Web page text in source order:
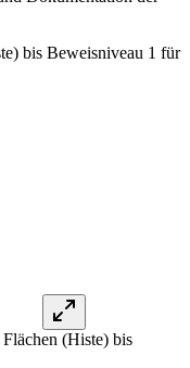
bis Beweisniveau 1 für
(Histe) bis